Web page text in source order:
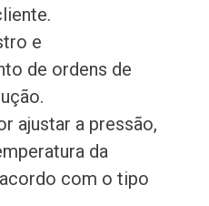
e
de ordens de
ajustar a pressão,
da
com o tipo